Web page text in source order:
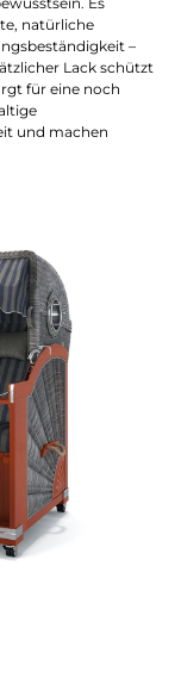
natürliche
–
Lack schützt
für eine noch
und machen